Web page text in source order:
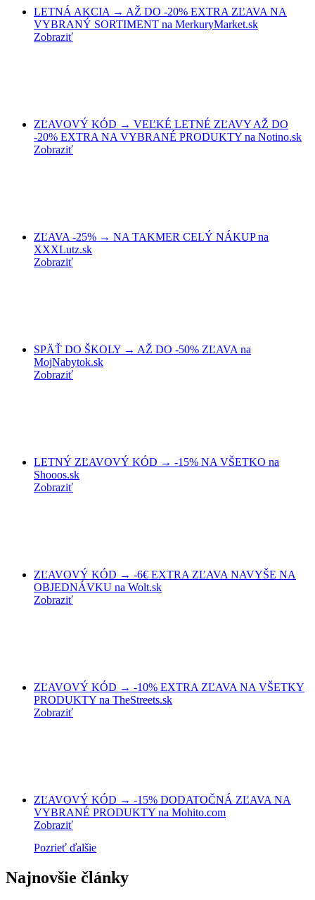
LETNÁ AKCIA → AŽ DO -20% EXTRA ZĽAVA NA
VYBRANÝ SORTIMENT na MerkuryMarket.sk
Zobraziť
ZĽAVOVÝ KÓD → VEĽKÉ LETNÉ ZĽAVY AŽ DO
-20% EXTRA NA VYBRANÉ PRODUKTY na Notino.sk
Zobraziť
ZĽAVA -25% → NA TAKMER CELÝ NÁKUP na
XXXLutz.sk
Zobraziť
SPÄŤ DO ŠKOLY → AŽ DO -50% ZĽAVA na
MojNabytok.sk
Zobraziť
LETNÝ ZĽAVOVÝ KÓD → -15% NA VŠETKO na
Shooos.sk
Zobraziť
ZĽAVOVÝ KÓD → -6€ EXTRA ZĽAVA NAVYŠE NA
OBJEDNÁVKU na Wolt.sk
Zobraziť
ZĽAVOVÝ KÓD → -10% EXTRA ZĽAVA NA VŠETKY
PRODUKTY na TheStreets.sk
Zobraziť
ZĽAVOVÝ KÓD → -15% DODATOČNÁ ZĽAVA NA
VYBRANÉ PRODUKTY na Mohito.com
Zobraziť
Pozrieť ďalšie
Najnovšie články